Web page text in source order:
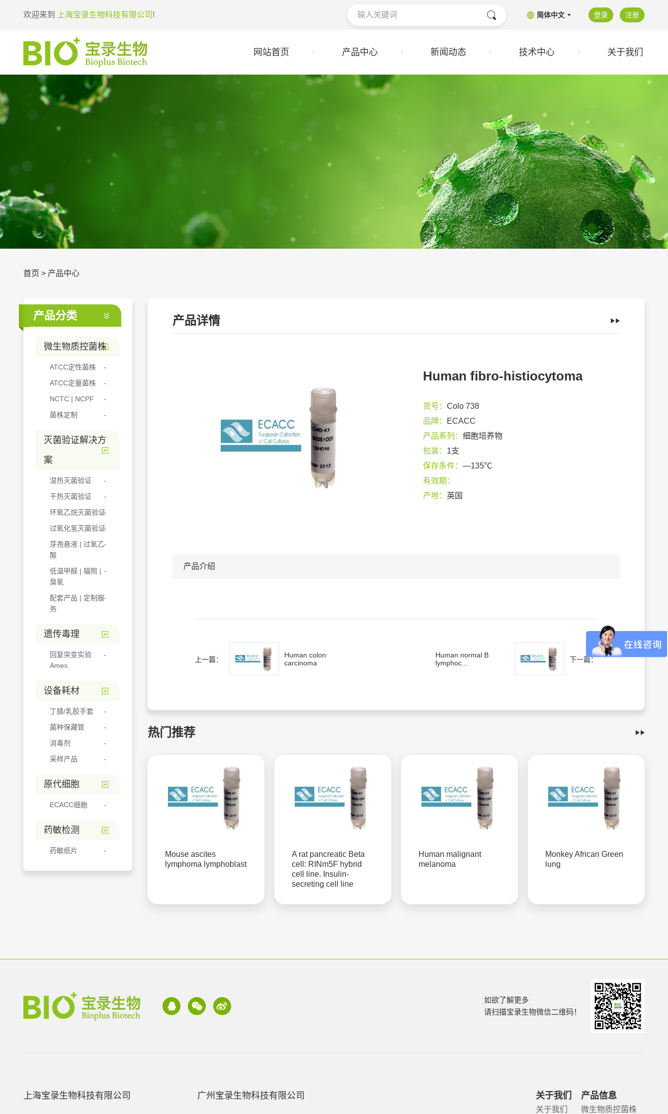
欢迎来到 上海宝录生物科技有限公司 ! 简体中文 登录 注册
网站首页 产品中心 新闻动态 技术中心 关于我们
首页 > 产品中心
产品分类
微生物质控菌株
ATCC定性菌株
ATCC定量菌株
NCTC | NCPF
菌株定制
灭菌验证解决方
案
湿热灭菌验证
干热灭菌验证
环氧乙烷灭菌验证
过氧化氢灭菌验证
芽孢悬液 | 过氧乙
酸
低温甲醛 | 辐照 |
臭氧
配套产品 | 定制服
务
遗传毒理
回复突变实验
Ames
设备耗材
丁腈/乳胶手套
菌种保藏管
消毒剂
采样产品
原代细胞
ECACC细胞
药敏检测
药敏纸片
产品详情
Human fibro-histiocytoma
货号： Colo 738
品牌：
ECACC
产品系列： 细胞培养物
包装： 1支
保存条件： —135℃
有效期：
产地： 英国
产品介绍
上一篇：
Human colon
carcinoma
Human normal B
lymphoc...
下一篇：
热门推荐
Mouse ascites
lymphoma lymphoblast
A rat pancreatic Beta
cell: RINm5F hybrid
cell line. Insulin-
secreting cell line
Human malignant
melanoma
Monkey African Green
lung
如欲了解更多
请扫描宝录生物微信二维码！
上海宝录生物科技有限公司 广州宝录生物科技有限公司 关于我们
关于我们
产品信息
微生物质控菌株